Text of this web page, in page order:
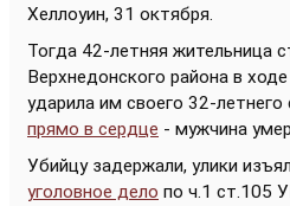
Хеллоуин, 31 октября.
Тогда 42-летняя жительница
Верхнедонского района в
ударила им своего 32-
прямо в сердце - мужчина
Убийцу задержали, улики
уголовное дело по ч.1 ст.105